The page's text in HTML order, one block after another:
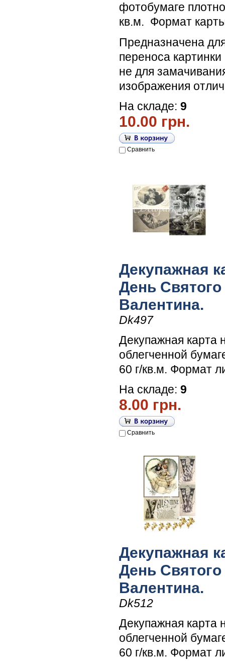
фотобумаге
кв.м. Формат
Предназначена
переноса
не для
изображения
На складе: 9
10.00 грн.
Сравнить
Декупажная
День Святого
Валентина.
Dk497
Декупажная карта
облегченной
60 г/кв.м. Формат
На складе: 9
8.00 грн.
Сравнить
Декупажная
День Святого
Валентина.
Dk512
Декупажная карта
облегченной
60 г/кв.м. Формат